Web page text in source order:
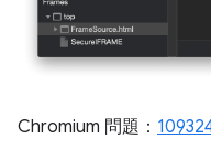
Chromium 問題：